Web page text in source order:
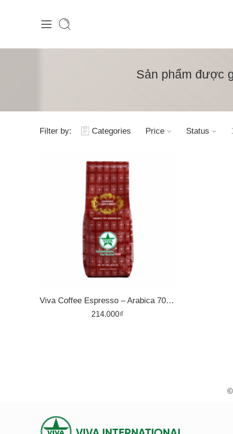
Sản phẩm được
Filter by: Categories Price Status
Viva Coffee Espresso – Arabica 70%, Robusta 30% – Cà Phê Pha Máy – Túi 500g
214.000₫
©